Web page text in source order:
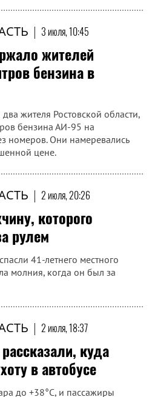
| 3 июля, 10:45
жителей
бензина в
жителя Ростовской области,
бензина АИ-95 на
номеров. Они намеревались
цене.
| 2 июля, 20:26
которого
рулем
41-летнего местного
молния, когда он был за
| 2 июля, 18:37
куда
в автобусе
до +38°C, и пассажиры